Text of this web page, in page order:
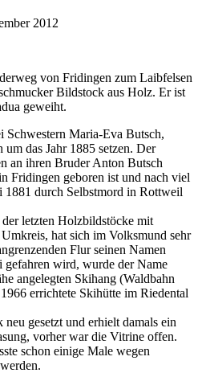
2012
von Fridingen zum Laibfelsen
Bildstock aus Holz. Er ist
geweiht.
Schwestern Maria-Eva Butsch,
das Jahr 1885 setzen. Der
an ihren Bruder Anton Butsch
Fridingen geboren ist und nach viel
1881 durch Selbstmord in Rottweil
letzten Holzbildstöcke mit
hat sich im Volksmund sehr
Flur seinen Namen
gefahren wird, wurde der Name
angelegten Skihang (Waldbahn
errichtete Skihütte im Riedental
gesetzt und erhielt damals ein
vorher war die Vitrine offen.
schon einige Male wegen